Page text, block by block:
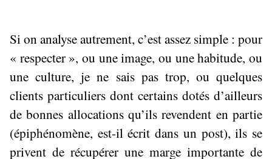
Si on analyse autrement, c’est assez simple : pour
« respecter », ou une image, ou une habitude, ou
une culture, je ne sais pas trop, ou quelques
clients particuliers dont certains dotés d’ailleurs
de bonnes allocations qu’ils revendent en partie
(épiphénomène, est-il écrit dans un post), ils se
privent de récupérer une marge importante de